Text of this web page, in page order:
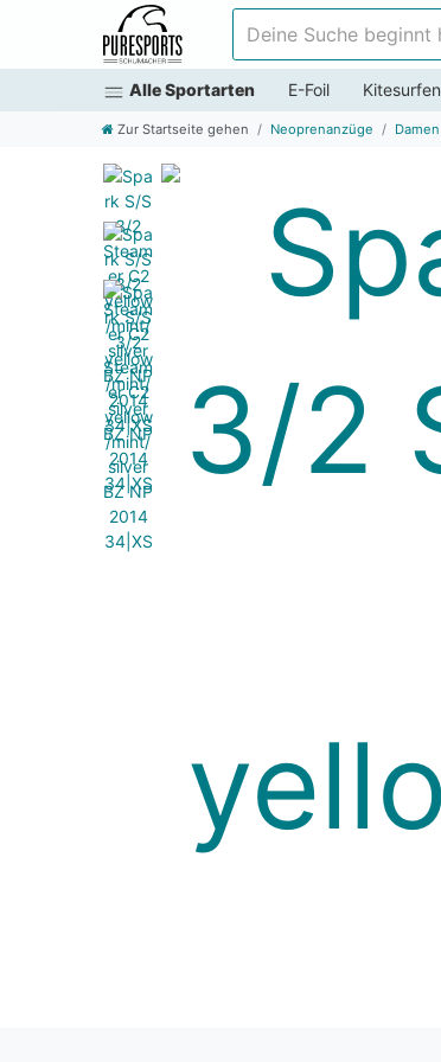
Alle Sportarten E-Foil Kitesurfen
Zur Startseite gehen Neoprenanzüge Damen